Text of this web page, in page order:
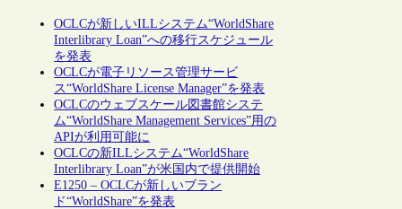
OCLCが新しいILLシステム“WorldShare
Interlibrary Loan”への移行スケジュール
を発表
OCLCが電子リソース管理サービ
ス“WorldShare License Manager”を発表
OCLCのウェブスケール図書館システ
ム“WorldShare Management Services”用の
APIが利用可能に
OCLCの新ILLシステム“WorldShare
Interlibrary Loan”が米国内で提供開始
E1250 – OCLCが新しいブラン
ド“WorldShare”を発表